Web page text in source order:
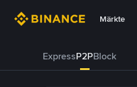
Märkte
ExpressP2PBlock